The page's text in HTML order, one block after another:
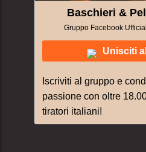
Baschieri &
Gruppo Facebook
Unisciti
Iscriviti al gruppo e
passione con oltre
tiratori italiani!